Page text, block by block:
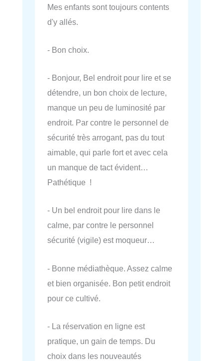
Mes enfants sont toujours contents
d'y allés.
- Bon choix.
- Bonjour, Bel endroit pour lire et se
détendre, un bon choix de lecture,
manque un peu de luminosité par
endroit. Par contre le personnel de
sécurité très arrogant, pas du tout
aimable, qui parle fort et avec cela
un manque de tact évident…
Pathétique !
- Un bel endroit pour lire dans le
calme, par contre le personnel
sécurité (vigile) est moqueur…
- Bonne médiathèque. Assez calme
et bien organisée. Bon petit endroit
pour ce cultivé.
- La réservation en ligne est
pratique, un gain de temps. Du
choix dans les nouveautés